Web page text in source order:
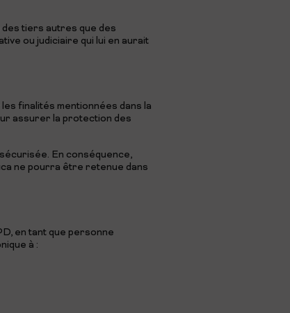
tiers autres que des
ou judiciaire qui lui en aurait
finalités mentionnées dans la
assurer la protection des
En conséquence,
ne pourra être retenue dans
en tant que personne
à :